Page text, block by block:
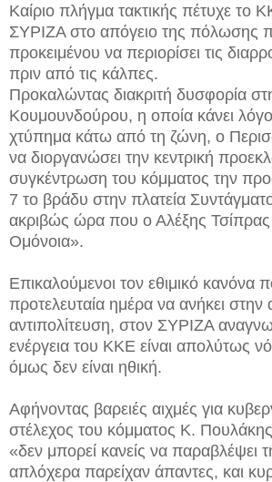
Καίριο πλήγμα τακτικής πέτυχε το
ΣΥΡΙΖΑ στο απόγειο της πόλωσης
προκειμένου να περιορίσει τις
πριν από τις κάλπες.
Προκαλώντας διακριτή δυσφορία
Κουμουνδούρου, η οποία κάνει
χτύπημα κάτω από τη ζώνη, ο
να διοργανώσει την κεντρική
συγκέντρωση του κόμματος την
7 το βράδυ στην πλατεία
ακριβώς ώρα που ο Αλέξης Τσίπρας
Ομόνοια».
Επικαλούμενοι τον εθιμικό κανόνα
προτελευταία ημέρα να ανήκει στην
αντιπολίτευση, στον ΣΥΡΙΖΑ
ενέργεια του ΚΚΕ είναι απολύτως
όμως δεν είναι ηθική.
Αφήνοντας βαρειές αιχμές για
στέλεχος του κόμματος Κ.
«δεν μπορεί κανείς να παραβλέψει
απλόχερα παρείχαν άπαντες, και